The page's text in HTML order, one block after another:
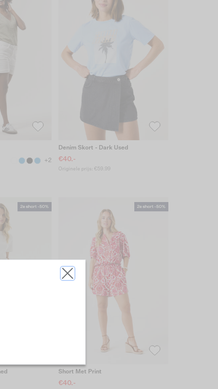
+2
Denim Skort - Dark Used
€40.-
Originele prijs: €59.99
Short Met Print
€40.-